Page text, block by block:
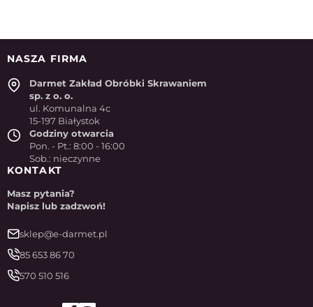
NASZA FIRMA
Darmet Zakład Obróbki Skrawaniem
sp. z o. o.
ul. Komunalna 4c
15-197 Białystok
Godziny otwarcia
Pon. - Pt.: 8:00 - 16:00
Sob.: nieczynne
KONTAKT
Masz pytania?
Napisz lub zadzwoń!
sklep@e-darmet.pl
85 653 86 70
570 510 516